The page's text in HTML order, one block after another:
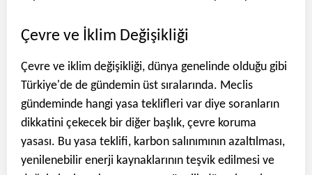
Çevre ve İklim Değişikliği
Çevre ve iklim değişikliği, dünya genelinde olduğu gibi
Türkiye'de de gündemin üst sıralarında. Meclis
gündeminde hangi yasa teklifleri var diye soranların
dikkatini çekecek bir diğer başlık, çevre koruma
yasası. Bu yasa teklifi, karbon salınımının azaltılması,
yenilenebilir enerji kaynaklarının teşvik edilmesi ve